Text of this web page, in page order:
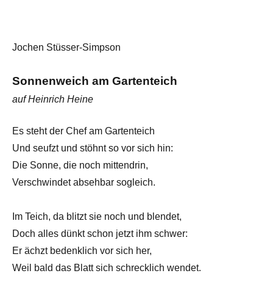
Jochen Stüsser-Simpson
Sonnenweich am Gartenteich
auf Heinrich Heine
Es steht der Chef am Gartenteich
Und seufzt und stöhnt so vor sich hin:
Die Sonne, die noch mittendrin,
Verschwindet absehbar sogleich.
Im Teich, da blitzt sie noch und blendet,
Doch alles dünkt schon jetzt ihm schwer:
Er ächzt bedenklich vor sich her,
Weil bald das Blatt sich schrecklich wendet.